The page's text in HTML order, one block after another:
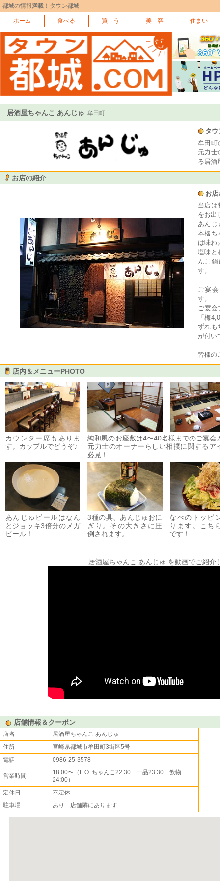
都城の情報満載！タウン都城
ホーム 食べる 買 う 美 容 住まい
居酒屋ちゃんこ あんじゅ 牟田町
タウ
牟田町
元力士
る居酒
お店の紹介
お店
当店は
をお出
あんじ
本格ち
は味わ
塩味と
んこ
す。
ご宴
す。
ご宴会
「梅
ずれも
が付い
皆様の
店内＆メニューPHOTO
カウンター席もありま
す。カップルでどうぞ♪
純和風のお座敷は4〜40名様までのご宴会
元力士のオーナーらしい相撲に関するア
必見！
あんじゅビールはなん
とジョッキ3倍分のメガ
ビール！
3種の具、あんじゅおに
ぎり。その大きさに圧
倒されます。
なべのトッピ
ります。こち
です！
居酒屋ちゃんこ あんじゅ を動画でご紹介
店舗情報＆クーポン
店名
居酒屋ちゃんこ あんじゅ
住所
宮崎県都城市牟田町3街区5号
電話
0986-25-3578
営業時間
18:00〜（L.O. ちゃんこ22:30 一品23:30 飲物
24:00）
定休日
不定休
駐車場
あり 店舗隣にあります